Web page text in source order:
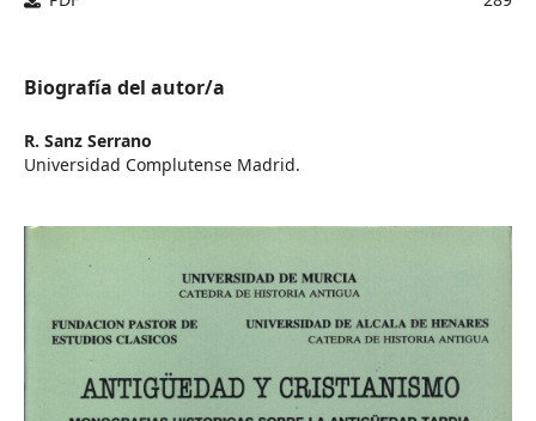
Biografía del autor/a
R. Sanz Serrano
Universidad Complutense Madrid.